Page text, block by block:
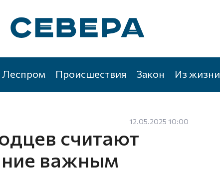
Леспром Происшествия Закон Из жизни
12.05.2025 10:00
считают
важным